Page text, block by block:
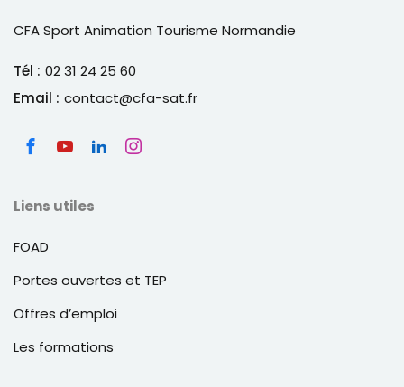
CFA Sport Animation Tourisme Normandie
Tél : 02 31 24 25 60
Email : contact@cfa-sat.fr
Liens utiles
FOAD
Portes ouvertes et TEP
Offres d’emploi
Les formations